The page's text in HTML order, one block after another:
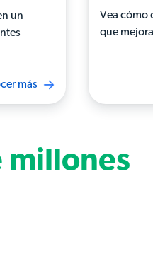
un
más
Vea cómo
que
millones